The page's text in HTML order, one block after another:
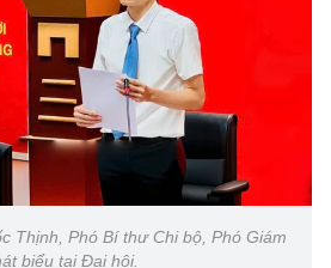
Thịnh, Phó Bí thư Chi bộ, Phó Giám
biểu tại Đại hội.